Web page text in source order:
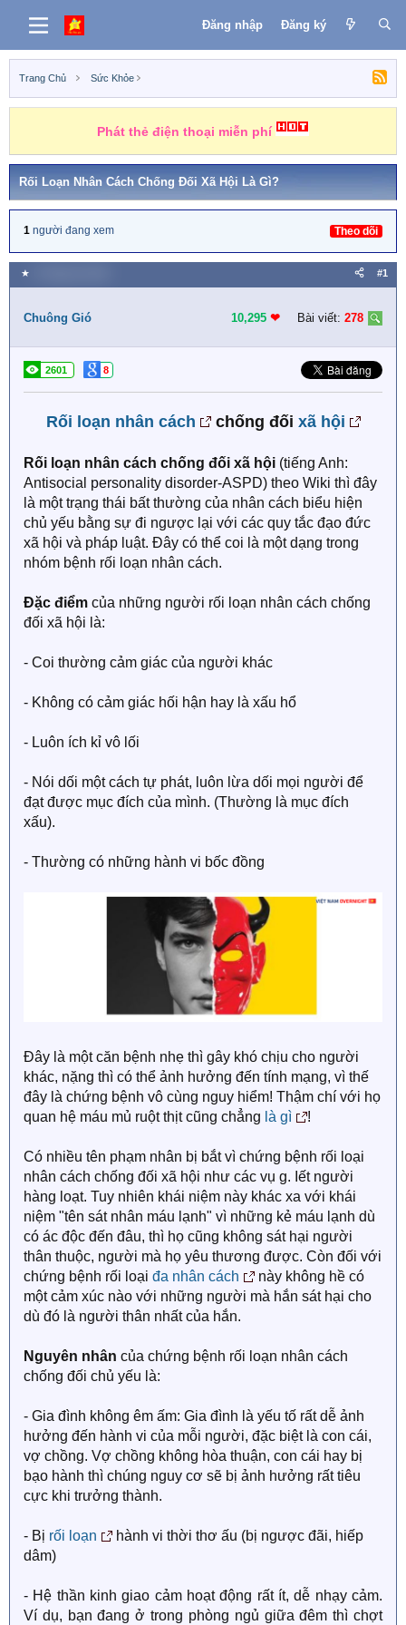
Đăng nhập Đăng ký
Trang Chủ Sức Khỏe
Phát thẻ điện thoại miễn phí
Rối Loạn Nhân Cách Chống Đối Xã Hội Là Gì?
1 người đang xem Theo dõi
★ #1
Chuông Gió 10,295 ❤︎ Bài viết: 278
2601 8
Rối loạn nhân cách chống đối xã hội
Rối loạn nhân cách chống đối xã hội (tiếng Anh:
Antisocial personality disorder-ASPD) theo Wiki thì đây
là một trạng thái bất thường của nhân cách biểu hiện
chủ yếu bằng sự đi ngược lại với các quy tắc đạo đức
xã hội và pháp luật. Đây có thể coi là một dạng trong
nhóm bệnh rối loạn nhân cách.
Đặc điểm của những người rối loạn nhân cách chống
đối xã hội là:
- Coi thường cảm giác của người khác
- Không có cảm giác hối hận hay là xấu hổ
- Luôn ích kỉ vô lối
- Nói dối một cách tự phát, luôn lừa dối mọi người để
đạt được mục đích của mình. (Thường là mục đích
xấu).
- Thường có những hành vi bốc đồng
Đây là một căn bệnh nhẹ thì gây khó chịu cho người
khác, nặng thì có thể ảnh hưởng đến tính mạng, vì thế
đây là chứng bệnh vô cùng nguy hiểm! Thậm chí với họ
quan hệ máu mủ ruột thịt cũng chẳng là gì !
Có nhiều tên phạm nhân bị bắt vì chứng bệnh rối loại
nhân cách chống đối xã hội như các vụ g. Iết người
hàng loạt. Tuy nhiên khái niệm này khác xa với khái
niệm "tên sát nhân máu lạnh" vì những kẻ máu lạnh dù
có ác độc đến đâu, thì họ cũng không sát hại người
thân thuộc, người mà họ yêu thương được. Còn đối với
chứng bệnh rối loại đa nhân cách
này không hề có
một cảm xúc nào với những người mà hắn sát hại cho
dù đó là người thân nhất của hắn.
Nguyên nhân của chứng bệnh rối loạn nhân cách
chống đối chủ yếu là:
- Gia đình không êm ấm: Gia đình là yếu tố rất dễ ảnh
hưởng đến hành vi của mỗi người, đặc biệt là con cái,
vợ chồng. Vợ chồng không hòa thuận, con cái hay bị
bạo hành thì chúng nguy cơ sẽ bị ảnh hưởng rất tiêu
cực khi trưởng thành.
- Bị rối loạn
hành vi thời thơ ấu (bị ngược đãi, hiếp
dâm)​
- Hệ thần kinh giao cảm hoạt động rất ít, dễ nhạy cảm.
Ví dụ, bạn đang ở trong phòng ngủ giữa đêm thì chợt